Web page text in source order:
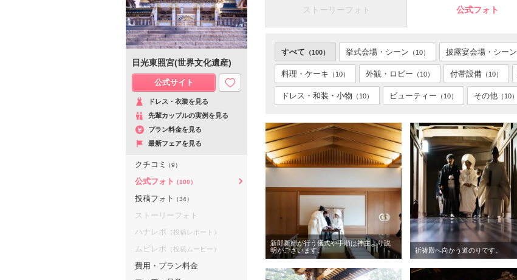
ストーリーフォト 公式フォト
すべて （100） 挙式会場・シーン （10） 披露宴会場・シーン
料理・ケーキ （10） 外観・ロビー （10） 付帯設備 （10）
ドレス・和装・小物 （10） ビューティー （10） その他 （10）
新郎新婦が行う儀式や手順は神主より説
明がございます。
祈祷殿へ向かう道のりです。
日光東照宮(世界文化遺産)
公式サイト
ドレス・衣装を見る
先輩カップルの実例を見る
プラン料金を見る
最新フェアを見る
クチコミ （9）
公式フォト （100）
投稿フォト （34）
ストーリーフォト
ハナレポ （投稿レポート）
ムビレポ （投稿ムービー）
費用・プラン料金